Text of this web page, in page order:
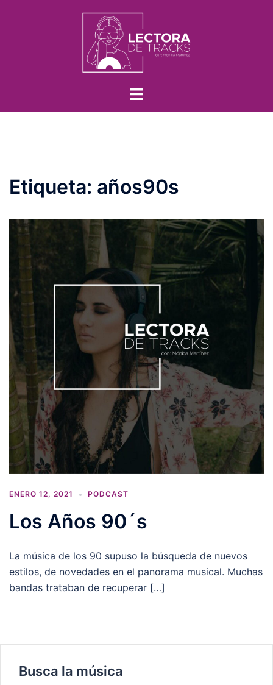
Etiqueta: años90s
ENERO 12, 2021 PODCAST
Los Años 90´s
La música de los 90 supuso la búsqueda de nuevos
estilos, de novedades en el panorama musical. Muchas
bandas trataban de recuperar […]
Busca la música